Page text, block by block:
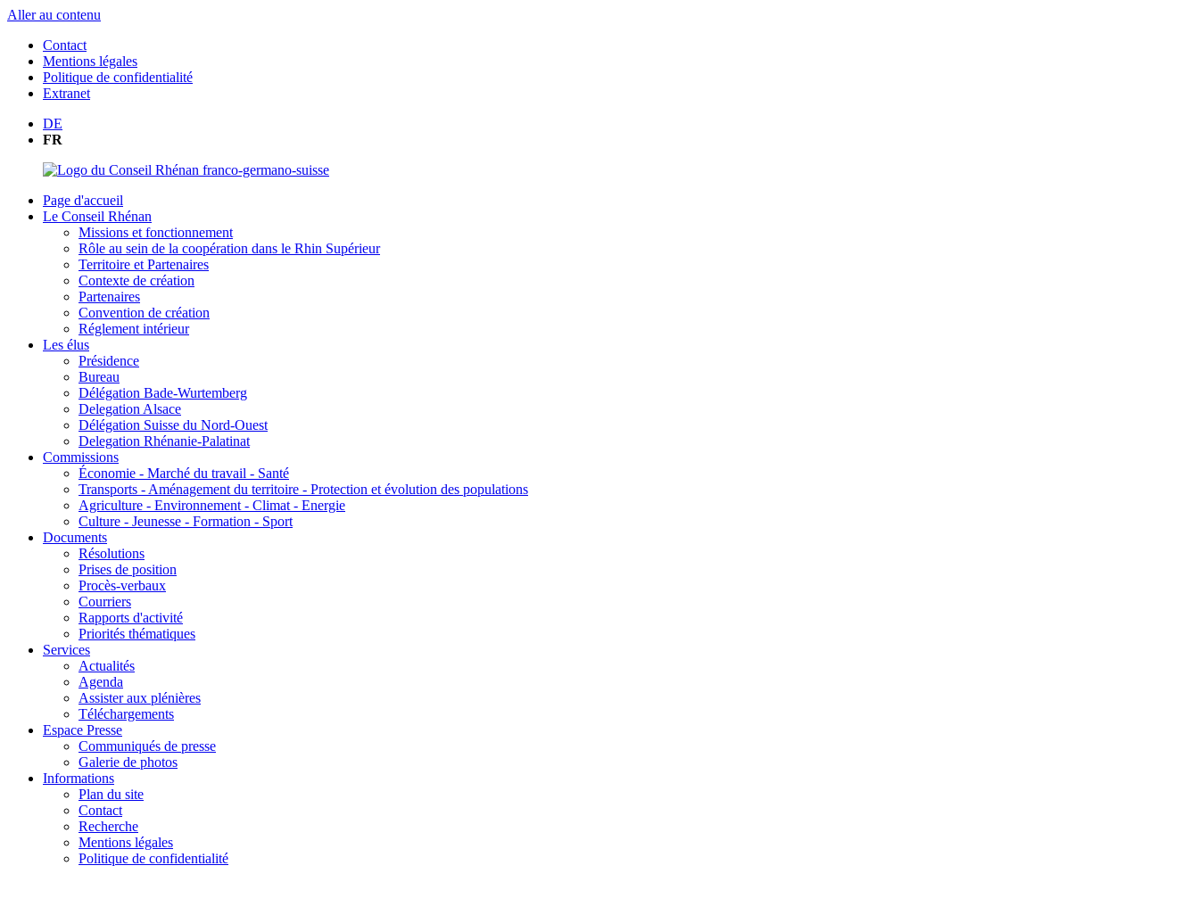
Aller au contenu
Contact
Mentions légales
Politique de confidentialité
Extranet
DE
FR
Page d'accueil
Le Conseil Rhénan
Missions et fonctionnement
Rôle au sein de la coopération dans le Rhin Supérieur
Territoire et Partenaires
Contexte de création
Partenaires
Convention de création
Réglement intérieur
Les élus
Présidence
Bureau
Délégation Bade-Wurtemberg
Delegation Alsace
Délégation Suisse du Nord-Ouest
Delegation Rhénanie-Palatinat
Commissions
Économie - Marché du travail - Santé
Transports - Aménagement du territoire - Protection et évolution des populations
Agriculture - Environnement - Climat - Energie
Culture - Jeunesse - Formation - Sport
Documents
Résolutions
Prises de position
Procès-verbaux
Courriers
Rapports d'activité
Priorités thématiques
Services
Actualités
Agenda
Assister aux plénières
Téléchargements
Espace Presse
Communiqués de presse
Galerie de photos
Informations
Plan du site
Contact
Recherche
Mentions légales
Politique de confidentialité